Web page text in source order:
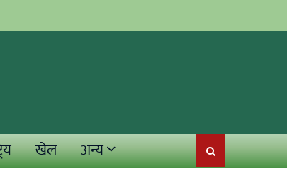
खेल अन्य